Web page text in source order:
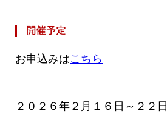
お申込みはこちら
２０２６年２月１６日～２２日